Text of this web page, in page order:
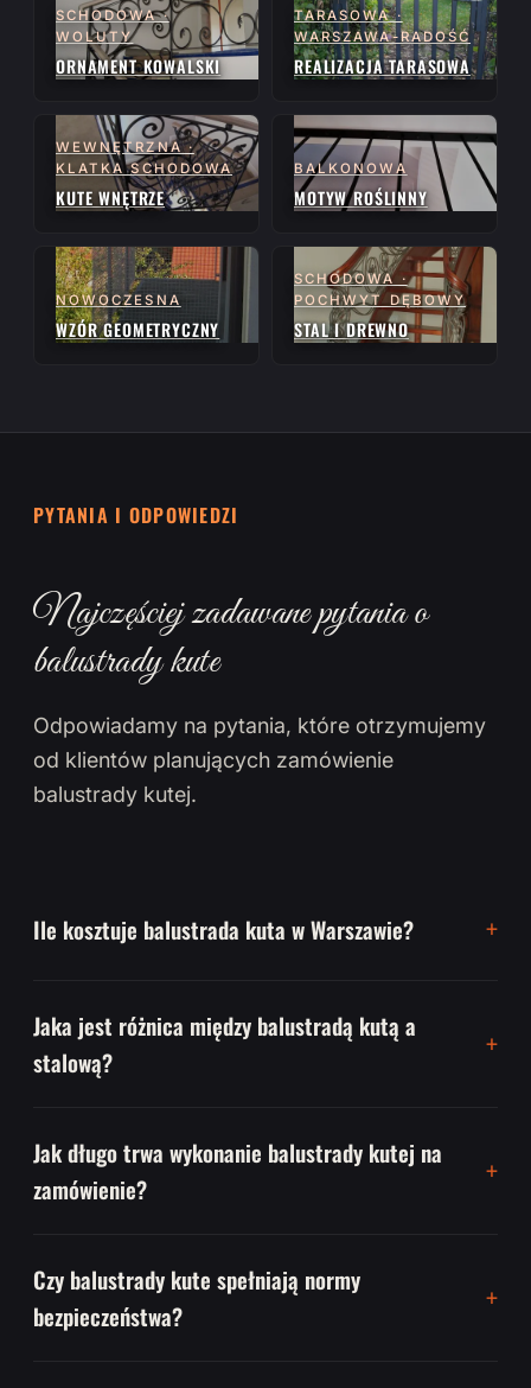
SCHODOWA ·
WOLUTY
ORNAMENT KOWALSKI
TARASOWA ·
WARSZAWA-RADOŚĆ
REALIZACJA TARASOWA
WEWNĘTRZNA ·
KLATKA SCHODOWA
KUTE WNĘTRZE
BALKONOWA
MOTYW ROŚLINNY
NOWOCZESNA
WZÓR GEOMETRYCZNY
SCHODOWA ·
POCHWYT DĘBOWY
STAL I DREWNO
PYTANIA I ODPOWIEDZI
Najczęściej zadawane pytania o
balustrady kute
Odpowiadamy na pytania, które otrzymujemy
od klientów planujących zamówienie
balustrady kutej.
Ile kosztuje balustrada kuta w Warszawie?
Jaka jest różnica między balustradą kutą a
stalową?
Jak długo trwa wykonanie balustrady kutej na
zamówienie?
Czy balustrady kute spełniają normy
bezpieczeństwa?